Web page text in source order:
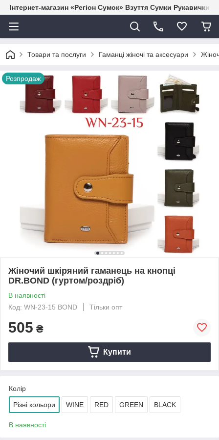
Інтернет-магазин «Регіон Сумок» Взуття Сумки Рукавички
Товари та послуги Гаманці жіночі та аксесуари
Розпродаж
Жіночий шкіряний гаманець на кнопці
DR.BOND (гуртом/роздріб)
В наявності
Код: WN-23-15 BOND
Тільки опт
505 ₴
Купити
Колір
Різні кольори WINE RED GREEN BLACK
В наявності